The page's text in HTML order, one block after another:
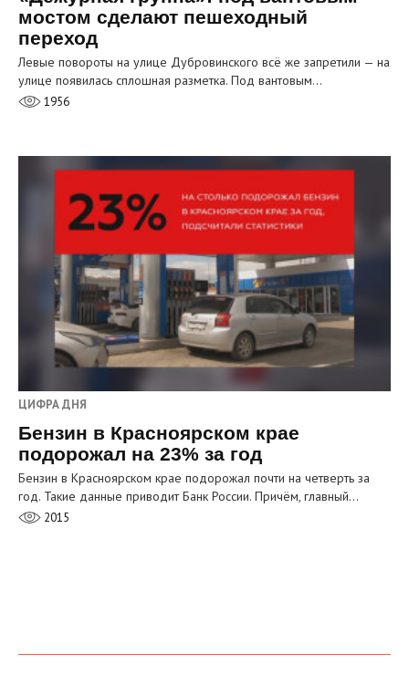
мостом сделают пешеходный
переход
Левые повороты на улице Дубровинского всё же запретили — на
улице появилась сплошная разметка. Под вантовым…
1956
ЦИФРА ДНЯ
Бензин в Красноярском крае
подорожал на 23% за год
Бензин в Красноярском крае подорожал почти на четверть за
год. Такие данные приводит Банк России. Причём, главный…
2015